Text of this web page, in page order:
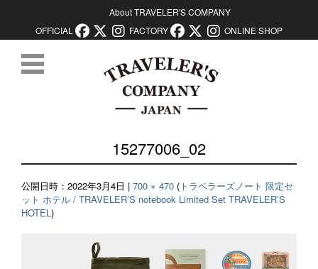
About TRAVELER'S COMPANY
OFFICIAL
FACTORY ONLINE SHOP
15277006_02
公開日時： 2022年3月4日 | 700 × 470 ( トラベラーズノート 限定セ
ット ホテル / TRAVELER’S notebook Limited Set TRAVELER’S
HOTEL)